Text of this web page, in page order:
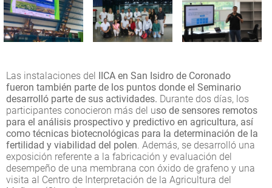
Las instalaciones del IICA en San Isidro de Coronado
fueron también parte de los puntos donde el Seminario
desarrolló parte de sus actividades. Durante dos días, los
participantes conocieron más del uso de sensores remotos
para el análisis prospectivo y predictivo en agricultura, así
como técnicas biotecnológicas para la determinación de la
fertilidad y viabilidad del polen . Además, se desarrolló una
exposición referente a la fabricación y evaluación del
desempeño de una membrana con óxido de grafeno y una
visita al Centro de Interpretación de la Agricultura del